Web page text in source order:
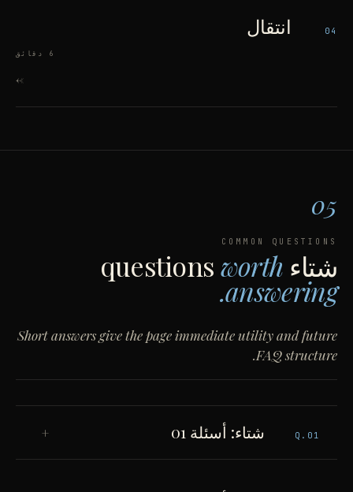
04 انتقال
6 دقائق
->
05
COMMON QUESTIONS
شتاء worth
answering.
Short answers give the page immediate utility and future
FAQ structure.
Q. 01 شتاء: أسئلة 01 +